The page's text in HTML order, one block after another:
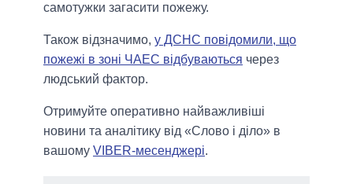
самотужки загасити пожежу.
Також відзначимо, у ДСНС повідомили, що
пожежі в зоні ЧАЕС відбуваються через
людський фактор.
Отримуйте оперативно найважливіші
новини та аналітику від «Слово і діло» в
вашому VIBER-месенджері.